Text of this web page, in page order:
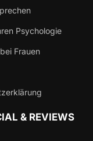
Psychologie
Frauen
& REVIEWS